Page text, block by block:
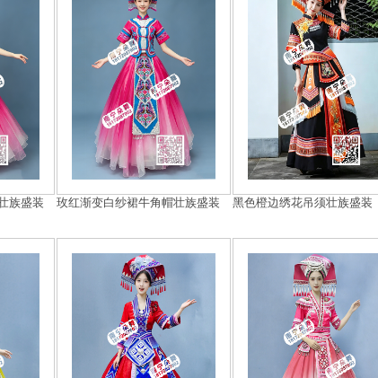
族盛装 玫红渐变白纱裙牛角帽壮族盛装 黑色橙边绣花吊须壮族盛装